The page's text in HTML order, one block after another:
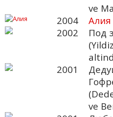
ve
2004 Aлия
2002
Под
2001
ve